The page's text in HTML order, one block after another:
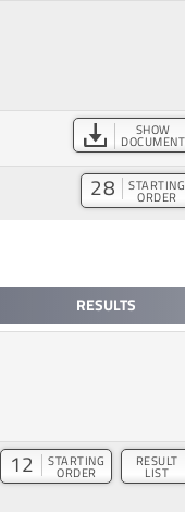
SHOW
DOCUMENT
28 STARTING
ORDER
RESULTS
12 STARTING
ORDER
RESULT
LIST